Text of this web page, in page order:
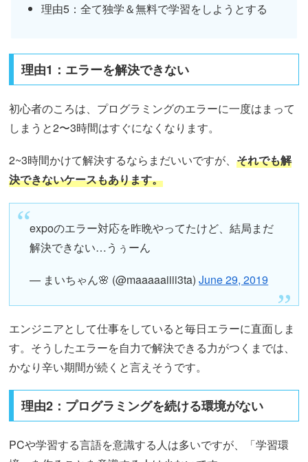
理由5：全て独学＆無料で学習をしようとする
理由1：エラーを解決できない
初心者のころは、プログラミングのエラーに一度はまって
しまうと2〜3時間はすぐになくなります。
2~3時間かけて解決するならまだいいですが、それでも解
決できないケースもあります。
expoのエラー対応を昨晩やってたけど、結局まだ
解決できない…うぅーん
— まいちゃん🌸 (@maaaaaiiii3ta)June 29, 2019
エンジニアとして仕事をしていると毎日エラーに直面しま
す。そうしたエラーを自力で解決できる力がつくまでは、
かなり辛い期間が続くと言えそうです。
理由2：プログラミングを続ける環境がない
PCや学習する言語を意識する人は多いですが、「学習環